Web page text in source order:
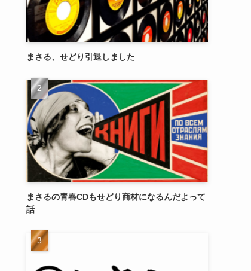
まさる、せどり引退しました
まさるの青春CDもせどり商材になるんだよって
話